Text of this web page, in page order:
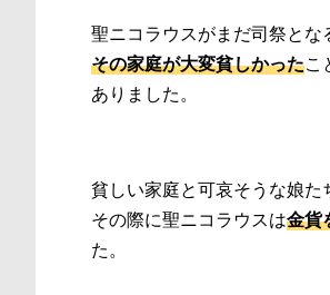
聖ニコラウスがまだ司祭とな
その家庭が大変貧しかったこ
ありました。
貧しい家庭と可哀そうな娘た
その際に聖ニコラウスは金貨
た。